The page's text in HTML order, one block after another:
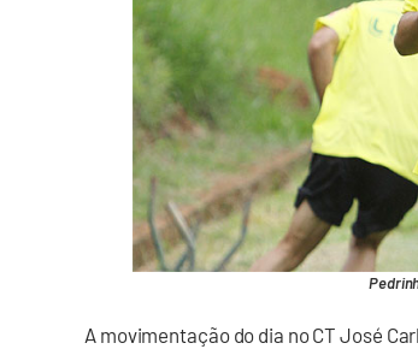
A movimentação do dia no CT José